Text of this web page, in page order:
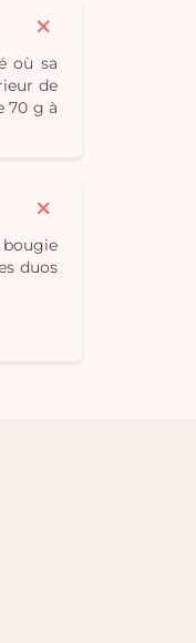
où sa
de
70 g à
duos